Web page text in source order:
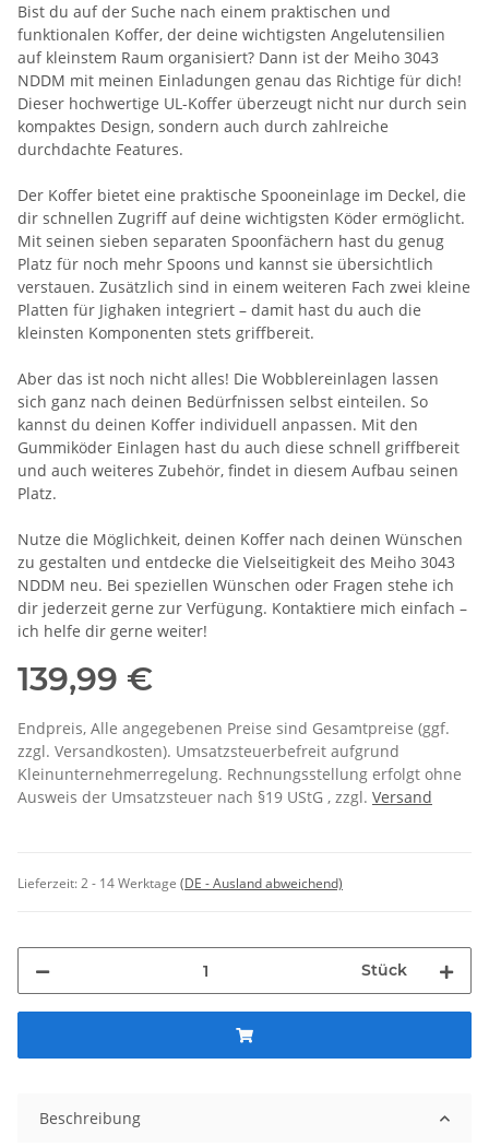
Bist du auf der Suche nach einem praktischen und
funktionalen Koffer, der deine wichtigsten Angelutensilien
auf kleinstem Raum organisiert? Dann ist der Meiho 3043
NDDM mit meinen Einladungen genau das Richtige für dich!
Dieser hochwertige UL-Koffer überzeugt nicht nur durch sein
kompaktes Design, sondern auch durch zahlreiche
durchdachte Features.
Der Koffer bietet eine praktische Spooneinlage im Deckel, die
dir schnellen Zugriff auf deine wichtigsten Köder ermöglicht.
Mit seinen sieben separaten Spoonfächern hast du genug
Platz für noch mehr Spoons und kannst sie übersichtlich
verstauen. Zusätzlich sind in einem weiteren Fach zwei kleine
Platten für Jighaken integriert – damit hast du auch die
kleinsten Komponenten stets griffbereit.
Aber das ist noch nicht alles! Die Wobblereinlagen lassen
sich ganz nach deinen Bedürfnissen selbst einteilen. So
kannst du deinen Koffer individuell anpassen. Mit den
Gummiköder Einlagen hast du auch diese schnell griffbereit
und auch weiteres Zubehör, findet in diesem Aufbau seinen
Platz.
Nutze die Möglichkeit, deinen Koffer nach deinen Wünschen
zu gestalten und entdecke die Vielseitigkeit des Meiho 3043
NDDM neu. Bei speziellen Wünschen oder Fragen stehe ich
dir jederzeit gerne zur Verfügung. Kontaktiere mich einfach –
ich helfe dir gerne weiter!
139,99 €
Endpreis, Alle angegebenen Preise sind Gesamtpreise (ggf.
zzgl. Versandkosten). Umsatzsteuerbefreit aufgrund
Kleinunternehmerregelung. Rechnungsstellung erfolgt ohne
Ausweis der Umsatzsteuer nach §19 UStG , zzgl. Versand
Lieferzeit:2 - 14 Werktage (DE - Ausland abweichend)
Stück
Beschreibung